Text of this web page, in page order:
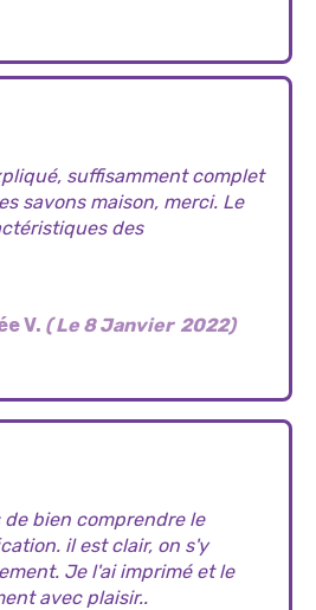
suffisamment complet
savons maison, merci. Le
des
V. ( Le 8 Janvier 2022)
de bien comprendre le
il est clair, on s'y
Je l'ai imprimé et le
avec plaisir..